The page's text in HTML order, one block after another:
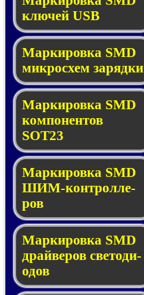
клю­чей USB
Маркировка SMD
мик­рос­хем за­ряд­ки
Маркировка SMD
ком­по­нен­тов
SOT23
Маркировка SMD
ШИМ-кон­трол­ле­
ров
Маркировка SMD
драй­ве­ров све­то­ди­
о­дов